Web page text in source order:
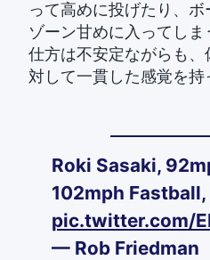
って高めに投げたり、
ゾーン甘めに入ってし
仕方は不安定ながらも
対して一貫した感覚を持
Roki Sasaki,
102mph Fastball,
pic.twitter.com/
— Rob Friedman